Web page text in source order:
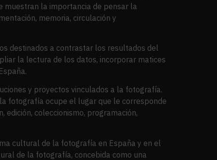
muestran la importancia de pensar la
memoria, circulación y
destinados a contrastar los resultados del
la lectura de los datos, incorporar matices
y proyectos vinculados a la fotografía.
fotografía ocupe el lugar que le corresponde
coleccionismo, programación,
cultural de la fotografía en España y en el
de la fotografía, concebida como una